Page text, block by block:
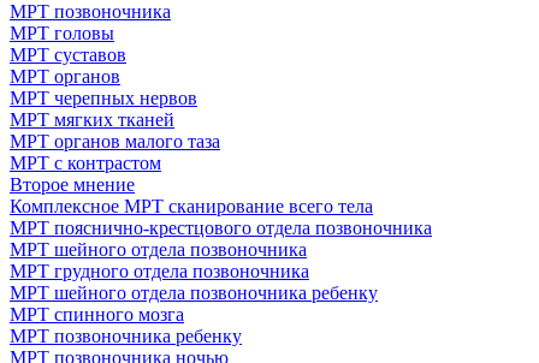
МРТ позвоночника
МРТ головы
МРТ суставов
МРТ органов
МРТ черепных нервов
МРТ мягких тканей
МРТ органов малого таза
МРТ с контрастом
Второе мнение
Комплексное МРТ сканирование всего тела
МРТ пояснично-крестцового отдела позвоночника
МРТ шейного отдела позвоночника
МРТ грудного отдела позвоночника
МРТ шейного отдела позвоночника ребенку
МРТ спинного мозга
МРТ позвоночника ребенку
МРТ позвоночника ночью